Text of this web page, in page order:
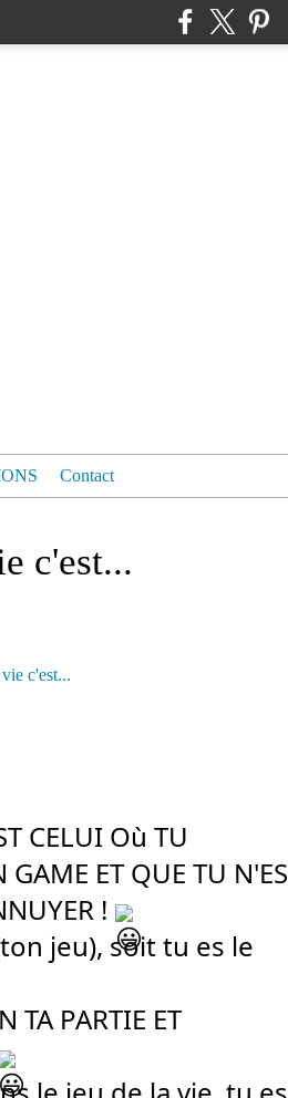
Contact
c'est...
CELUI Où TU
ET QUE TU N'ES
!
jeu), soit tu es le
TA PARTIE ET